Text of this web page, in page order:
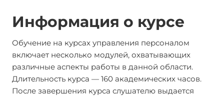
Информация о курсе
Обучение на курсах управления персоналом
включает несколько модулей, охватывающих
различные аспекты работы в данной области.
Длительность курса — 160 академических часов.
После завершения курса слушателю выдается